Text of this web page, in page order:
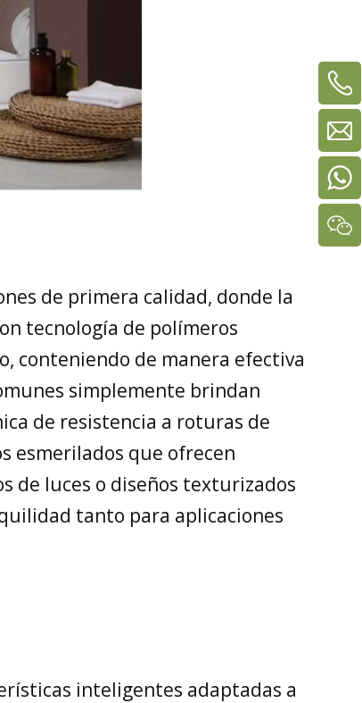
de primera calidad, donde la
tecnología de polímeros
conteniendo de manera efectiva
simplemente brindan
de resistencia a roturas de
esmerilados que ofrecen
de luces o diseños texturizados
tanto para aplicaciones
inteligentes adaptadas a